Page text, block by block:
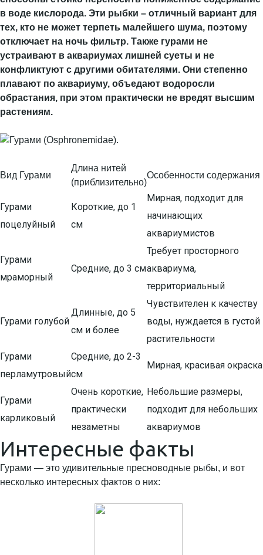
в воде кислорода. Эти рыбки – отличный вариант для
тех, кто не может терпеть малейшего шума, поэтому
отключает на ночь фильтр. Также гурами не
устраивают в аквариумах лишней суеты и не
конфликтуют с другими обитателями. Они степенно
плавают по аквариуму, объедают водоросли
обрастания, при этом практически не вредят высшим
растениям.
Вид Гурами
Длина нитей
(приблизительно)
Особенности содержания
Гурами
поцелуйный
Короткие, до 1
см
Мирная, подходит для
начинающих
аквариумистов
Гурами
мраморный
Средние, до 3 см
Требует просторного
аквариума,
территориальный
Гурами голубой
Длинные, до 5
см и более
Чувствителен к качеству
воды, нуждается в густой
растительности
Гурами
перламутровый
Средние, до 2-3
см
Мирная, красивая окраска
Гурами
карликовый
Очень короткие,
практически
незаметны
Небольшие размеры,
подходит для небольших
аквариумов
Интересные факты
Гурами — это удивительные пресноводные рыбы, и вот
несколько интересных фактов о них: